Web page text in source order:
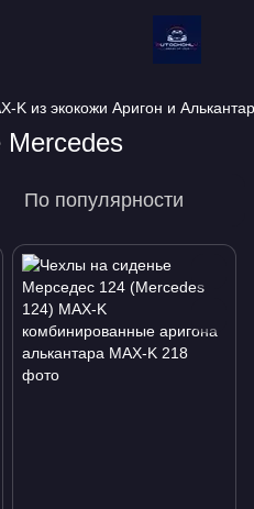
K из экокожи Аригон и
По популярности